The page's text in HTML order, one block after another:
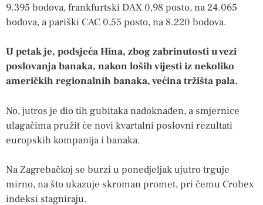
9.395 bodova, frankfurtski DAX 0,98 posto, na 24.065
bodova, a pariški CAC 0,55 posto, na 8.220 bodova.
U petak je, podsjeća Hina, zbog zabrinutosti u vezi
poslovanja banaka, nakon loših vijesti iz nekoliko
američkih regionalnih banaka, većina tržišta pala.
No, jutros je dio tih gubitaka nadoknađen, a smjernice
ulagačima pružit će novi kvartalni poslovni rezultati
europskih kompanija i banaka.
Na Zagrebačkoj se burzi u ponedjeljak ujutro trguje
mirno, na što ukazuje skroman promet, pri čemu Crobex
indeksi stagniraju.